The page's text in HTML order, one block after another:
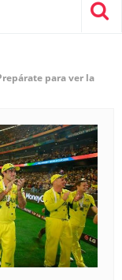
para ver la